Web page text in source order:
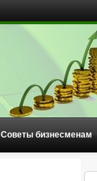
Советы бизнесменам